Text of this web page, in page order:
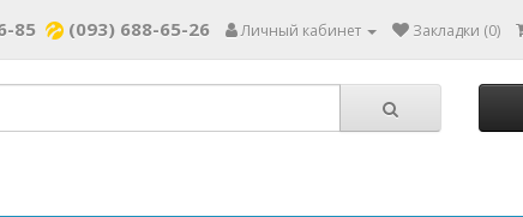
85 (093) 688-65-26 Личный кабинет Закладки (0)